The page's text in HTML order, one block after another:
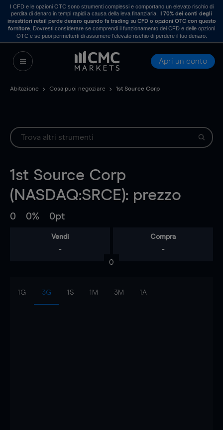
I CFD e le opzioni OTC sono strumenti complessi e comportano un elevato rischio di
perdita di denaro in tempi rapidi a causa della leva finanziaria. Il70% dei conti degli
investitori retail perde denaro quando fa trading su CFD o opzioni OTC con questo
fornitore . Dovresti considerare se comprendi il funzionamento dei CFD e delle opzioni
OTC e se puoi permetterti di assumere l’elevato rischio di perdere il tuo denaro.
Apri un conto
Abitazione Cosa puoi negoziare 1st Source Corp
1st Source Corp
(NASDAQ:SRCE): prezzo
0 0% 0pt
Vendi
-
Compra
-
0
1G 3G 1S 1M 3M 1A